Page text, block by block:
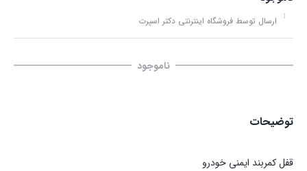
ارسال توسط فروشگاه اینترنتی دکتر اسپرت
ناموجود
توضیحات
قفل کمربند ایمنی خودرو